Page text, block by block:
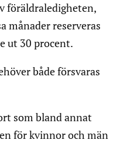
föräldraledigheten,
månader reserveras
ut 30 procent.
både försvaras
som bland annat
för kvinnor och män